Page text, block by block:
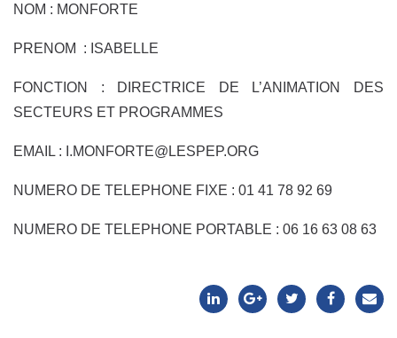
NOM : MONFORTE
PRENOM : ISABELLE
FONCTION : DIRECTRICE DE L’ANIMATION DES
SECTEURS ET PROGRAMMES
EMAIL : I.MONFORTE@LESPEP.ORG
NUMERO DE TELEPHONE FIXE : 01 41 78 92 69
NUMERO DE TELEPHONE PORTABLE : 06 16 63 08 63